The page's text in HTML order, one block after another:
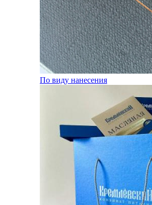
По виду нанесения